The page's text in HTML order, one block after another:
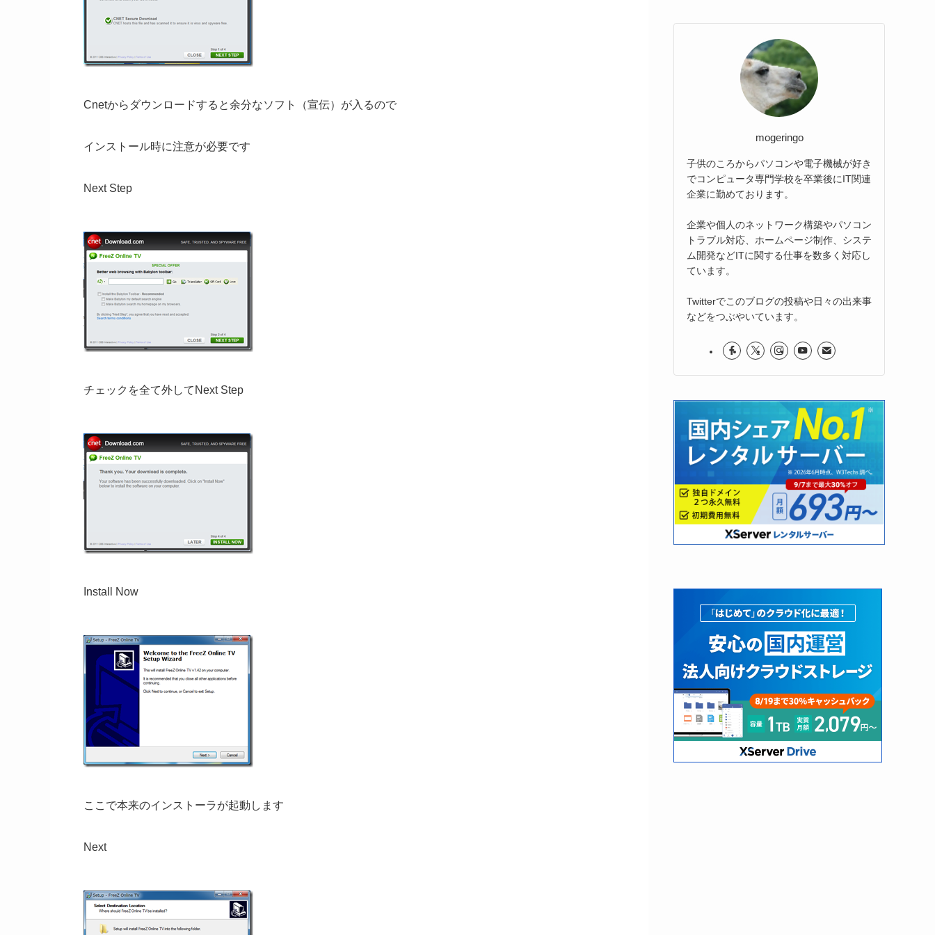
Cnetからダウンロードすると余分なソフト（宣伝）が入るので
インストール時に注意が必要です
Next Step
チェックを全て外してNext Step
Install Now
ここで本来のインストーラが起動します
Next
mogeringo
子供のころからパソコンや電子機械が好き
でコンピュータ専門学校を卒業後にIT関連
企業に勤めております。
企業や個人のネットワーク構築やパソコン
トラブル対応、ホームページ制作、システ
ム開発などITに関する仕事を数多く対応し
ています。
Twitterでこのブログの投稿や日々の出来事
などをつぶやいています。